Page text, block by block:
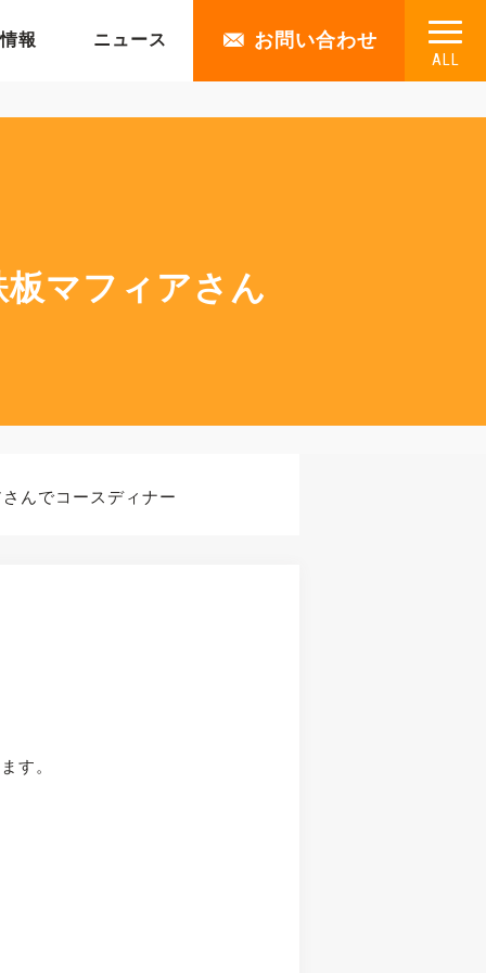
ALL
お問い合わせ
報 ニュース
マフィアさん
んでコースディナー
す。